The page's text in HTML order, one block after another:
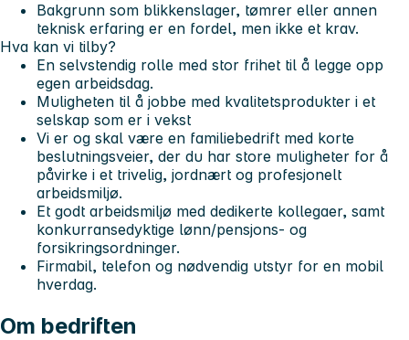
Bakgrunn som blikkenslager, tømrer eller annen
teknisk erfaring er en fordel, men ikke et krav.
Hva kan vi tilby?
En selvstendig rolle med stor frihet til å legge opp
egen arbeidsdag.
Muligheten til å jobbe med kvalitetsprodukter i et
selskap som er i vekst
Vi er og skal være en familiebedrift med korte
beslutningsveier, der du har store muligheter for å
påvirke i et trivelig, jordnært og profesjonelt
arbeidsmiljø.
Et godt arbeidsmiljø med dedikerte kollegaer, samt
konkurransedyktige lønn/pensjons- og
forsikringsordninger.
Firmabil, telefon og nødvendig utstyr for en mobil
hverdag.
Om bedriften